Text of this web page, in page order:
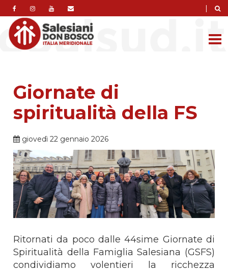
|
Giornate di
spiritualità della FS
giovedì 22 gennaio 2026
Ritornati da poco dalle 44sime Giornate di
Spiritualità della Famiglia Salesiana (GSFS)
condividiamo volentieri la ricchezza